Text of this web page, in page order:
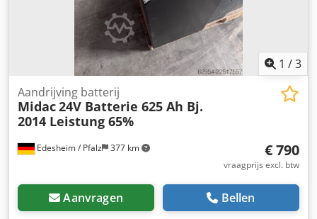
1 /3
Edesheim / Pfalz 377 km
Aandrijving batterij
Midac24V Batterie 625 Ah Bj.
2014 Leistung 65%
€ 790
vraagprijs excl. btw
Aanvragen Bellen